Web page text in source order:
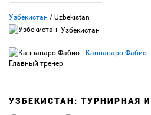
Узбекистан / Uzbekistan
Узбекистан
Каннаваро Фабио
Главный тренер
УЗБЕКИСТАН: ТУРНИРНАЯ